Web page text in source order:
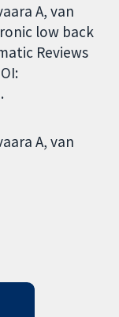
A, van
low back
Reviews
A van